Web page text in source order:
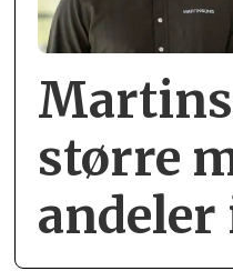
større
andeler